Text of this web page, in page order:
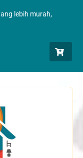
lebih murah,